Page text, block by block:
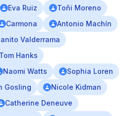
Eva Ruiz
Toñi Moreno
Carmona
Antonio Machín
Valderrama
Tom Hanks
Naomi Watts
Sophia Loren
Gosling
Nicole Kidman
Catherine Deneuve